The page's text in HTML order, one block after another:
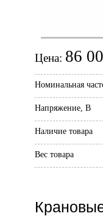
Цена: 86
Номинальная
Напряжение, В
Наличие товара
Вес товара